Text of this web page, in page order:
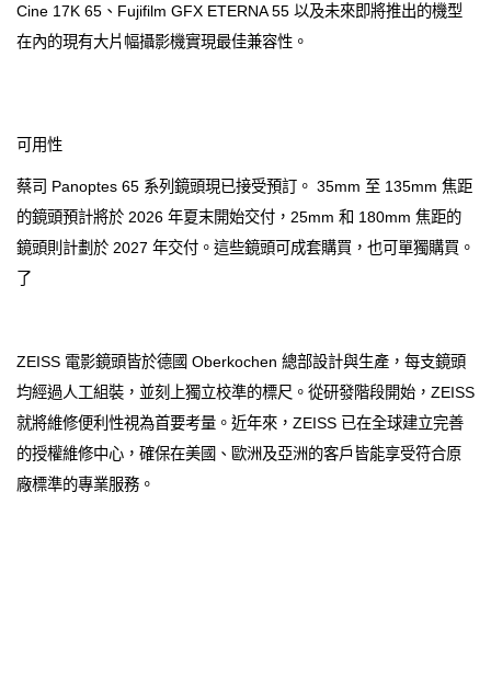
Cine 17K 65、Fujifilm GFX ETERNA 55 以及未來即​​將推出的機型
在內的現有大片幅攝影機實現最佳兼容性。
可用性
蔡司 Panoptes 65 系列鏡頭現已接受預訂。 35mm 至 135mm 焦距
的鏡頭預計將於 2026 年夏末開始交付，25mm 和 180mm 焦距的
鏡頭則計劃於 2027 年交付。這些鏡頭可成套購買，也可單獨購買。
了
ZEISS 電影鏡頭皆於德國 Oberkochen 總部設計與生產，每支鏡頭
均經過人工組裝，並刻上獨立校準的標尺。從研發階段開始，ZEISS
就將維修便利性視為首要考量。近年來，ZEISS 已在全球建立完善
的授權維修中心，確保在美國、歐洲及亞洲的客戶皆能享受符合原
廠標準的專業服務。